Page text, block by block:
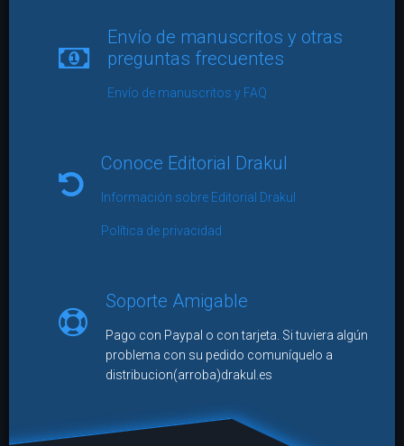
Envío de manuscritos y otras
preguntas frecuentes
Envío de manuscritos y FAQ
Conoce Editorial Drakul
Información sobre Editorial Drakul
Política de privacidad
Soporte Amigable
Pago con Paypal o con tarjeta. Si tuviera algún
problema con su pedido comuníquelo a
distribucion(arroba)drakul.es